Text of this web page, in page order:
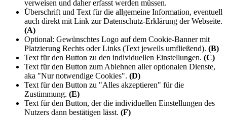
verweisen und daher erfasst werden müssen.
Überschrift und Text für die allgemeine Information, eventuell
auch direkt mit Link zur Datenschutz-Erklärung der Webseite.
(A)
Optional: Gewünschtes Logo auf dem Cookie-Banner mit
Platzierung Rechts oder Links (Text jeweils umfließend). (B)
Text für den Button zu den individuellen Einstellungen. (C)
Text für den Button zum Ablehnen aller optionalen Dienste,
aka "Nur notwendige Cookies". (D)
Text für den Button zu "Alles akzeptieren" für die
Zustimmung. (E)
Text für den Button, der die individuellen Einstellungen des
Nutzers dann bestätigen lässt. (F)